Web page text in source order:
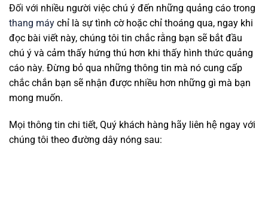
Đối với nhiều người việc chú ý đến những quảng cáo trong
thang máy chỉ là sự tình cờ hoặc chỉ thoáng qua, ngay khi
đọc bài viết này, chúng tôi tin chắc rằng bạn sẽ bắt đầu
chú ý và cảm thấy hứng thú hơn khi thấy hình thức quảng
cáo này. Đừng bỏ qua những thông tin mà nó cung cấp
chắc chắn bạn sẽ nhận được nhiều hơn những gì mà bạn
mong muốn.
Mọi thông tin chi tiết, Quý khách hàng hãy liên hệ ngay với
chúng tôi theo đường dây nóng sau: